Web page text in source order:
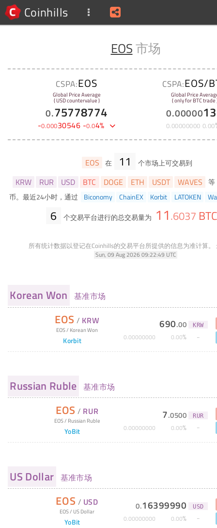
Coinhills
EOS市场
CSPA:EOS
Global Price Average
( USD countervalue )
0.75778774
-0.00030546 -0.04%
CSPA:EOS/
Global Price
( only for BTC trade
0.00000
0.00000000 0.00
EOS 在 11 个市场上可交易到
KRW RUR USD BTC DOGE ETH USDT WAVES 等
币。最近24小时，通过
Biconomy ChainEX Korbit LATOKEN
6 个交易平台进行的总交易量为 11.6037 BTC
所有统计数据以登记在Coinhills的交易平台所提供的信息为准计算。
Sun, 09 Aug 2026 09:22:49 UTC
Korean Won 基准市场
EOS / KRW
EOS/ Korean Won
Korbit
690.00 KRW
0.00000000 0.00%
Russian Ruble 基准市场
EOS / RUR
EOS/ Russian Ruble
YoBit
7.0500 RUR
0.00000000 0.00%
US Dollar 基准市场
EOS / USD
EOS/ US Dollar
YoBit
0.16399990 USD
0.00000000 0.00%